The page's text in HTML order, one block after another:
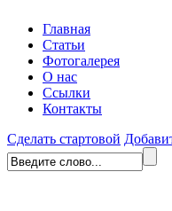
Главная
Статьи
Фотогалерея
О нас
Ссылки
Контакты
Сделать стартовой